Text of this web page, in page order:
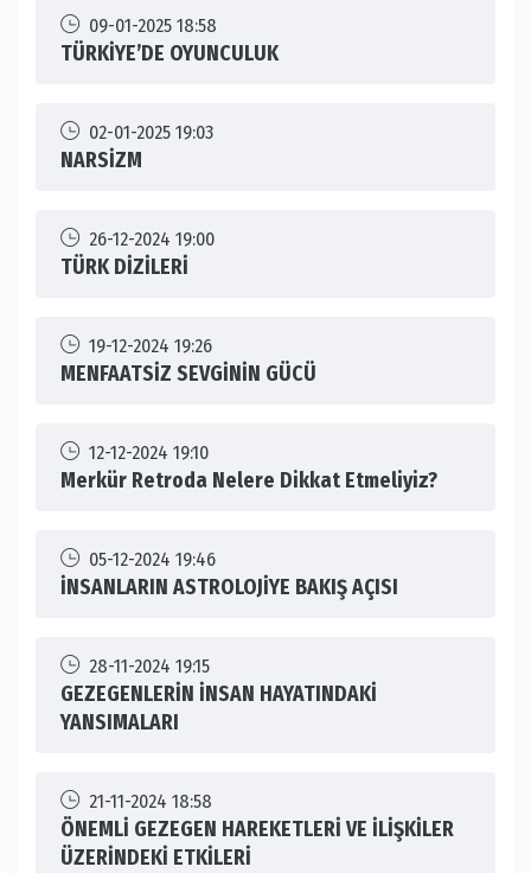
09-01-2025 18:58
TÜRKİYE’DE OYUNCULUK
02-01-2025 19:03
NARSİZM
26-12-2024 19:00
TÜRK DİZİLERİ
19-12-2024 19:26
MENFAATSİZ SEVGİNİN GÜCÜ
12-12-2024 19:10
Merkür Retroda Nelere Dikkat Etmeliyiz?
05-12-2024 19:46
İNSANLARIN ASTROLOJİYE BAKIŞ AÇISI
28-11-2024 19:15
GEZEGENLERİN İNSAN HAYATINDAKİ
YANSIMALARI
21-11-2024 18:58
ÖNEMLİ GEZEGEN HAREKETLERİ VE İLİŞKİLER
ÜZERİNDEKİ ETKİLERİ